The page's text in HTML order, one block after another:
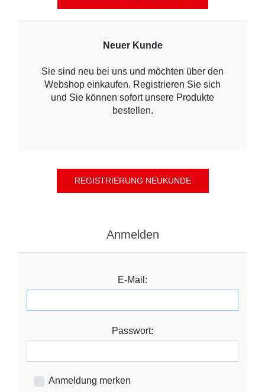
Neuer Kunde
Sie sind neu bei uns und möchten über den
Webshop einkaufen. Registrieren Sie sich
und Sie können sofort unsere Produkte
bestellen.
Anmelden
E-Mail:
Passwort:
Anmeldung merken